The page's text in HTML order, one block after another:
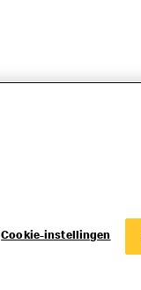
Cookie-instellingen